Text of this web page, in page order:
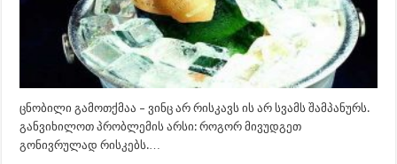
ცნობილი გამოთქმაა – ვინც არ რისკავს ის არ სვამს შამპანურს.
განვიხილოთ პრობლემის არსი: როგორ მივუდგეთ
გონივრულად რისკებს.…